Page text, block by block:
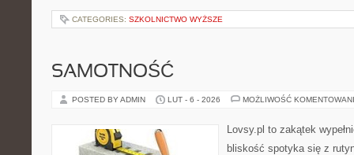
CATEGORIES: SZKOLNICTWO WYŻSZE
SAMOTNOŚĆ
POSTED BY ADMIN LUT - 6 - 2026 MOŻLIWOŚĆ
Lovsy.pl to zakątek
bliskość spotyka się z